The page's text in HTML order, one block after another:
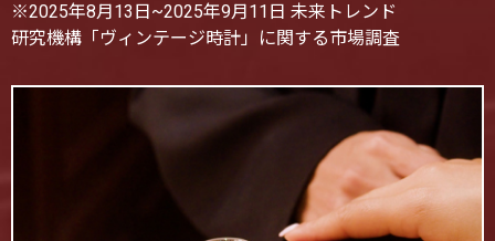
※2025年8月13日~2025年9月11日 未来トレンド
研究機構「ヴィンテージ時計」に関する市場調査